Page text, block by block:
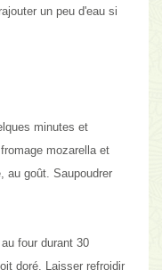
un peu d'eau si
minutes et
mozarella et
au goût. Saupoudrer
four durant 30
doré. Laisser refroidir